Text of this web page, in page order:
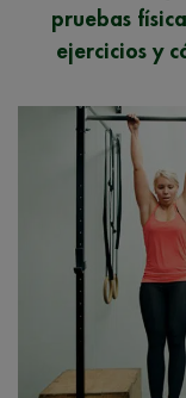
pruebas
ejercicios y